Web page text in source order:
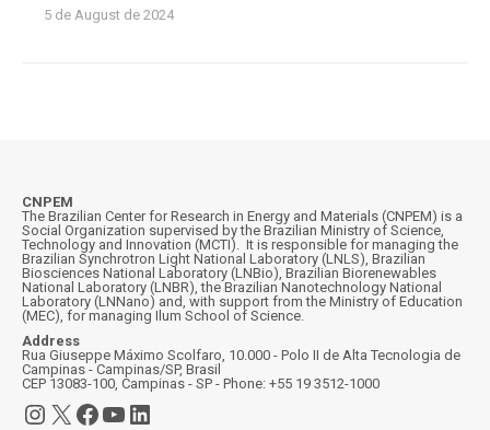
5 de August de 2024
CNPEM
The Brazilian Center for Research in Energy and Materials (CNPEM) is a
Social Organization supervised by the Brazilian Ministry of Science,
Technology and Innovation (MCTI). It is responsible for managing the
Brazilian Synchrotron Light National Laboratory (LNLS), Brazilian
Biosciences National Laboratory (LNBio), Brazilian Biorenewables
National Laboratory (LNBR), the Brazilian Nanotechnology National
Laboratory (LNNano) and, with support from the Ministry of Education
(MEC), for managing Ilum School of Science.
Address
Rua Giuseppe Máximo Scolfaro, 10.000 - Polo II de Alta Tecnologia de
Campinas - Campinas/SP, Brasil
CEP 13083-100, Campinas - SP - Phone: +55 19 3512-1000
Instagram
X Facebook
YouTube
LinkedIn